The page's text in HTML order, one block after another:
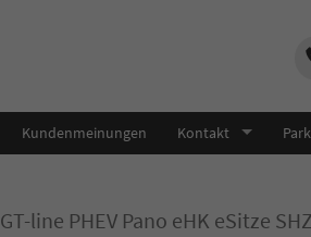
Kundenmeinungen Kontakt
GT-line PHEV Pano eHK eSitze